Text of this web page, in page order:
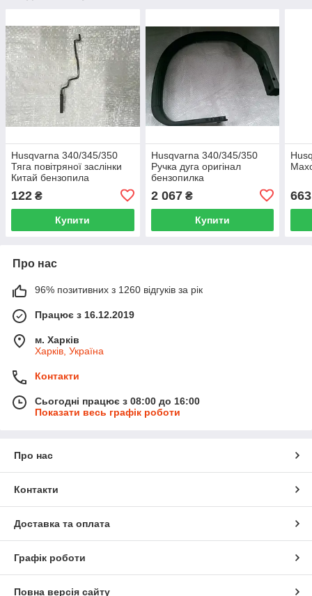
Husqvarna 340/345/350
Тяга повітряної заслінки
Китай бензопила
122 ₴
Купити
Husqvarna 340/345/350
Ручка дуга оригінал
бензопилка
2 067₴
Купити
663
Про нас
96% позитивних з 1260 відгуків за рік
Працює з 16.12.2019
м. Харків
Харків, Україна
Контакти
Сьогодні працює з 08:00 до 16:00
Показати весь графік роботи
Про нас
Контакти
Доставка та оплата
Графік роботи
Повна версія сайту